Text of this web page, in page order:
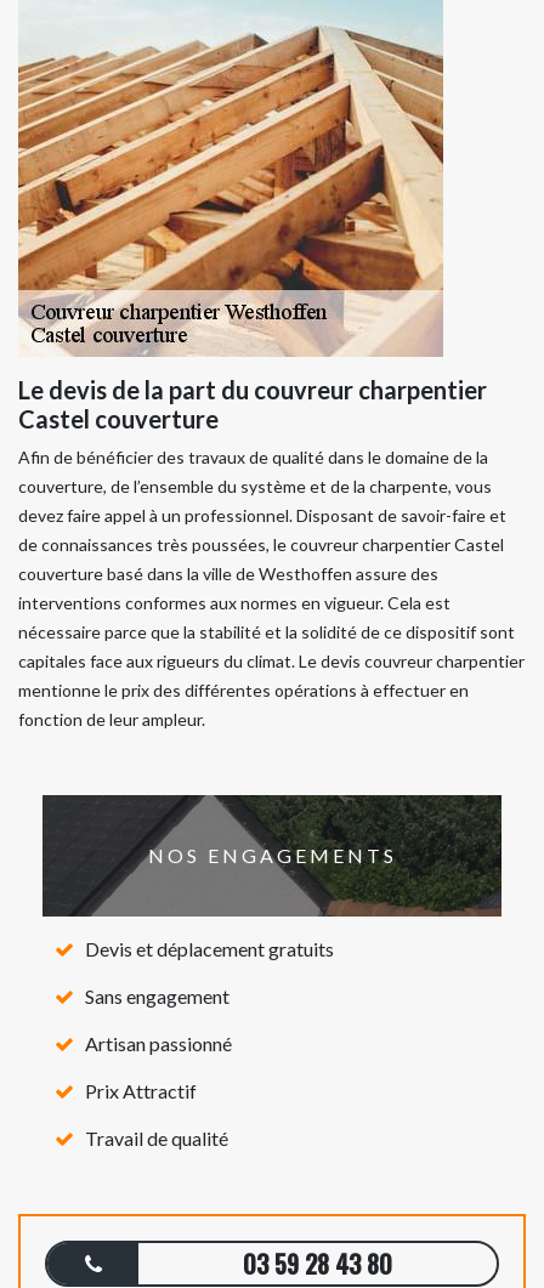
Le devis de la part du couvreur charpentier
Castel couverture
Afin de bénéficier des travaux de qualité dans le domaine de la
couverture, de l’ensemble du système et de la charpente, vous
devez faire appel à un professionnel. Disposant de savoir-faire et
de connaissances très poussées, le couvreur charpentier Castel
couverture basé dans la ville de Westhoffen assure des
interventions conformes aux normes en vigueur. Cela est
nécessaire parce que la stabilité et la solidité de ce dispositif sont
capitales face aux rigueurs du climat. Le devis couvreur charpentier
mentionne le prix des différentes opérations à effectuer en
fonction de leur ampleur.
NOS ENGAGEMENTS
Devis et déplacement gratuits
Sans engagement
Artisan passionné
Prix Attractif
Travail de qualité
03 59 28 43 80